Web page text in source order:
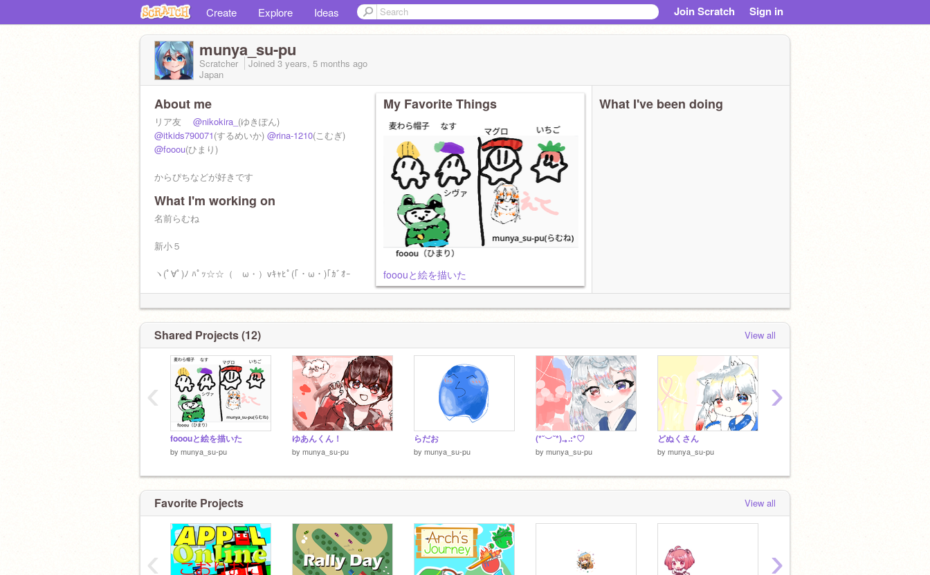
Create Explore Ideas Join Scratch Sign in
munya_su-pu
Scratcher Joined 3 years, 5 months ago
Japan
About me
リア友 @nikokira_ (ゆきぽん)
@itkids790071(するめいか) @rina-1210(こむぎ)
@fooou(ひまり)
からぴちなどが好きです
What I'm working on
名前らむね
新小５
ヽ(ﾟ∀ﾟ)ﾉ ﾊﾟｯ☆☆（ゝω・）vｷｬﾋﾟ(｢・ω・)｢ｶﾞｵｰ
My Favorite Things
fooouと絵を描いた
What I've been doing
Shared Projects (12) View all
fooouと絵を描いた
by munya_su-pu
ゆあんくん！
by munya_su-pu
らだお
by munya_su-pu
(*˘︶˘*).｡.:*♡
by munya_su-pu
どぬくさん
by munya_su-pu
‹ ›
Favorite Projects View all
‹ ›